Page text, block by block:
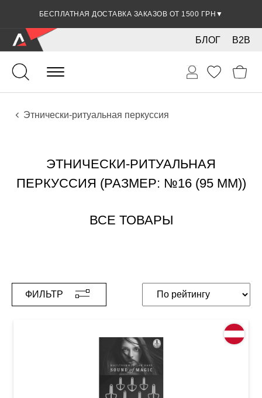
БЕСПЛАТНАЯ ДОСТАВКА ЗАКАЗОВ ОТ 1500 ГРН ▼
B2B
БЛОГ
Ударные
Перкуссия
Инструменты
Этнически-ритуальная перкуссия
ЭТНИЧЕСКИ-РИТУАЛЬНАЯ
ПЕРКУССИЯ (РАЗМЕР: №16 (95 ММ))
ВСЕ ТОВАРЫ
ФИЛЬТР